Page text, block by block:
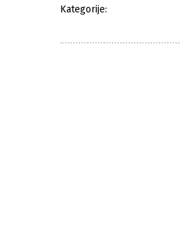
Kategorije: